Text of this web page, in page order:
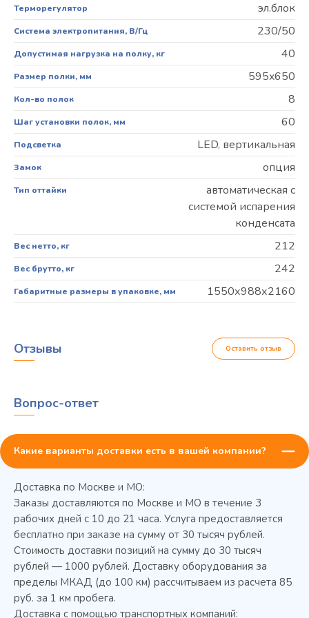
Терморегулятор эл.блок
Система электропитания, В/Гц 230/50
Допустимая нагрузка на полку, кг 40
Размер полки, мм 595x650
Кол-во полок 8
Шаг установки полок, мм 60
Подсветка LED, вертикальная
Замок опция
Тип оттайки
автоматическая с
системой испарения
конденсата
Вес нетто, кг 212
Вес брутто, кг 242
Габаритные размеры в упаковке, мм 1550х988х2160
Колода разрубочная КР-5/5
Отзывы Оставить отзыв
Вопрос-ответ
Какие варианты доставки есть в вашей компании?
Доставка по Москве и МО:
Заказы доставляются по Москве и МО в течение 3
рабочих дней с 10 до 21 часа. Услуга предоставляется
бесплатно при заказе на сумму от 30 тысяч рублей.
Стоимость доставки позиций на сумму до 30 тысяч
рублей — 1000 рублей. Доставку оборудования за
пределы МКАД (до 100 км) рассчитываем из расчета 85
руб. за 1 км пробега.
Доставка с помощью транспортных компаний: